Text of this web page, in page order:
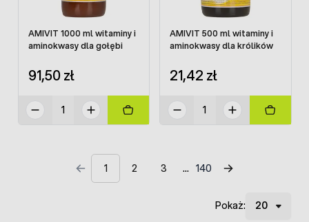
AMIVIT 1000 ml witaminy i
aminokwasy dla gołębi
91,50 zł
AMIVIT 500 ml witaminy i
aminokwasy dla królików
21,42 zł
1 2 3 140
Pokaż: